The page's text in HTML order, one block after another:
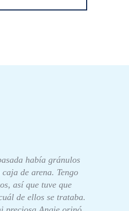
había gránulos
de arena. Tengo
así que tuve que
de ellos se trataba.